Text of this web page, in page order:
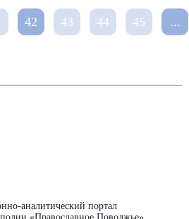
42 43 44 45 ...
аналитический портал